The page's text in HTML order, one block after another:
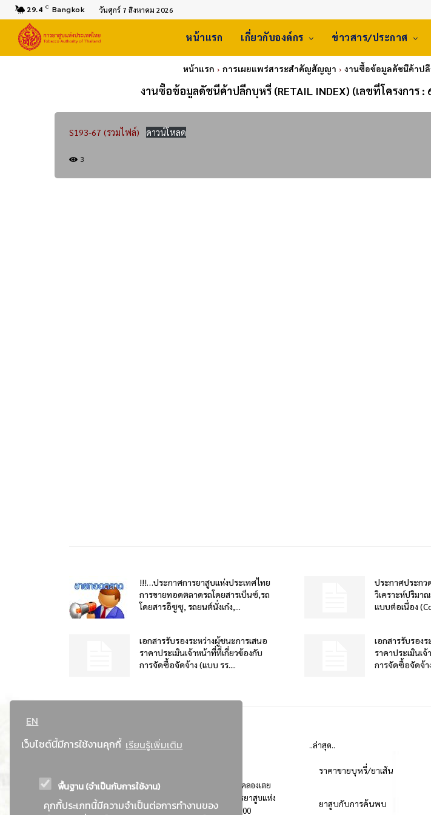
EN
เว็บไซต์นี้มีการใช้งานคุกกี้ เรียนรู้เพิ่มเติม
พื้นฐาน (จำเป็นกับการใช้งาน)
คุกกี้ประเภทนี้มีความจำเป็นต่อการทำงานของ
29.4 C Bangkok วันศุกร์ 7 สิงหาคม 2026
หน้าแรก เกี่ยวกับองค์กร ข่าวสาร/ประกาศ
หน้าแรก การเผยแพร่สาระสำคัญสัญญา งานซื้อข้อมูลดัชนีค้าปลีก
งานซื้อข้อมูลดัชนีค้าปลีกบุหรี่ (RETAIL INDEX) (เลขที่โครงการ :
S193-67 (รวมไฟล์) ดาวน์โหลด
3
!!!…ประกาศการยาสูบแห่งประเทศไทย
การขายทอดตลาดรถโดยสารเบ็นซ์,รถ
โดยสารอีซูซุ, รถยนต์นั่งเก๋ง,...
ประกาศประกว
วิเคราะห์ปริมา
แบบต่อเนื่อง
เอกสารรับรองระหว่างผู้ชนะการเสนอ
ราคาประเมินเจ้าหน้าที่ที่เกี่ยวข้องกับ
การจัดซื้อจัดจ้าง (แบบ รร....
เอกสารรับรอง
ราคาประเมินเ
การจัดซื้อจัดจ้า
ที่อยู่ : 184 ถนนพระรามที่ 4 แขวงคลองเตย เขตคลองเตย
กรุงเทพมหานคร 10110 ติดต่อประชาสัมพันธ์ การยาสูบแห่ง
ประเทศไทย Call center โทร. 0-2229-1000
..ล่าสุด..
ราคาขายบุหรี่/ยาเส้น
ยาสูบกับการค้นพบ